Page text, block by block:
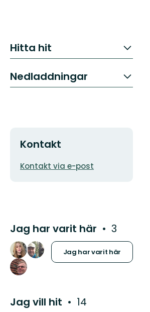
Hitta hit
Nedladdningar
Kontakt
E-
Kontakt via e-post
Jag har varit här 3
Jag har varit här
Jag vill hit 14